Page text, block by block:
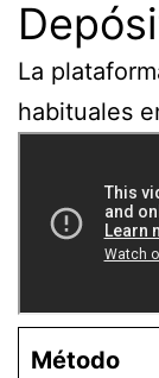
La
habituales
Método